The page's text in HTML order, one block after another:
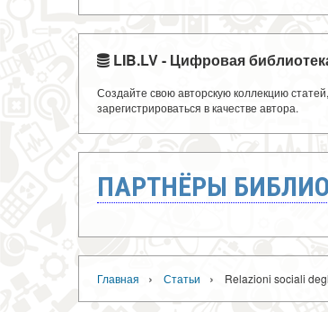
LIB.LV - Цифровая
Создайте свою авторскую коллекцию
зарегистрироваться в качестве автора.
ПАРТНЁРЫ
Главная › Статьи › Relazioni sociali